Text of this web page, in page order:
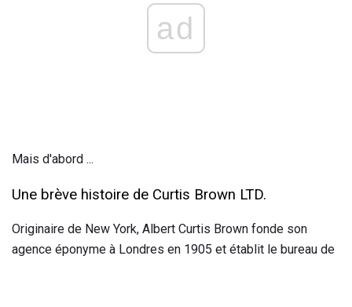
ad
Mais d'abord ...
Une brève histoire de Curtis Brown LTD.
Originaire de New York, Albert Curtis Brown fonde son
agence éponyme à Londres en 1905 et établit le bureau de